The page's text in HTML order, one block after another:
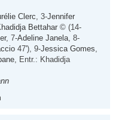
Clerc , 3-Jennifer
Bettahar © (14-
, 7-Adeline Janela , 8-
47'), 9-Jessica Gomes
, Entr.: Khadidja